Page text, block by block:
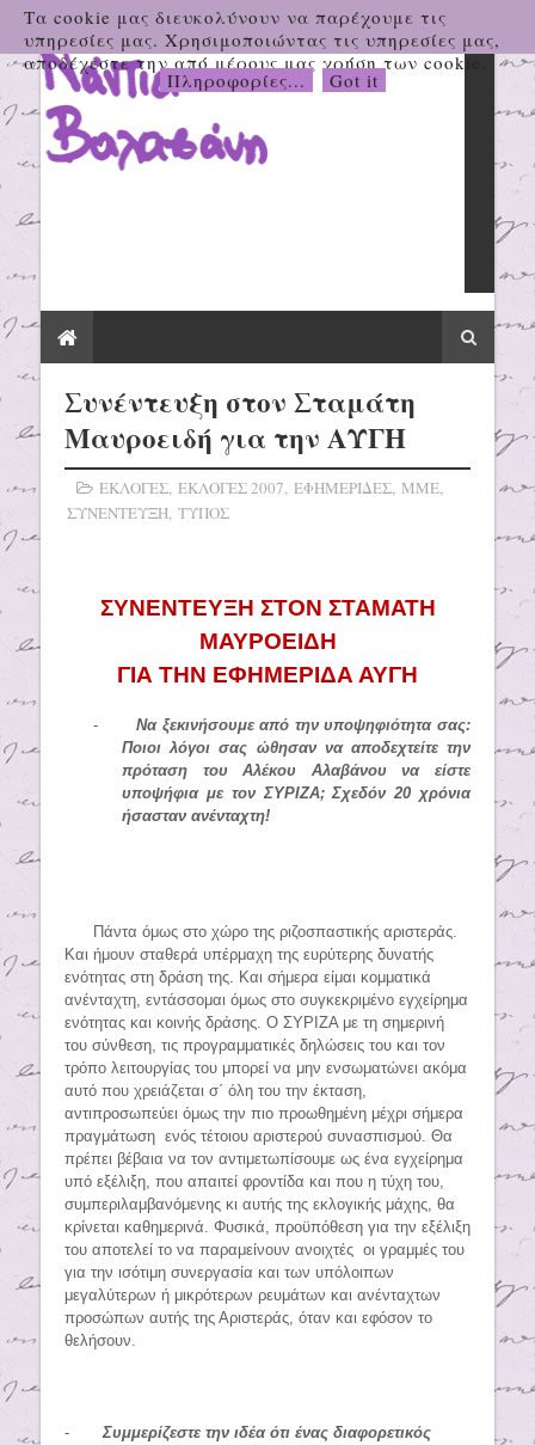
Συνέντευξη στον Σταμάτη
Μαυροειδή για την ΑΥΓΗ
ΕΚΛΟΓΕΣ, ΕΚΛΟΓΕΣ 2007, ΕΦΗΜΕΡΙΔΕΣ, ΜΜΕ,
ΣΥΝΕΝΤΕΥΞΗ, ΤΥΠΟΣ
ΣΥΝΕΝΤΕΥΞΗ ΣΤΟΝ ΣΤΑΜΑΤΗ
ΜΑΥΡΟΕΙΔΗ
ΓΙΑ ΤΗΝ ΕΦΗΜΕΡΙΔΑ ΑΥΓΗ
-
Να ξεκινήσουμε από την υποψηφιότητα σας:
Ποιοι λόγοι σας ώθησαν να αποδεχτείτε την
πρόταση του Αλέκου Αλαβάνου να είστε
υποψήφια με τον ΣΥΡΙΖΑ; Σχεδόν 20 χρόνια
ήσασταν ανένταχτη!
Πάντα όμως στο χώρο της ριζοσπαστικής αριστεράς.
Και ήμουν σταθερά υπέρμαχη της ευρύτερης δυνατής
ενότητας στη δράση της. Και σήμερα είμαι κομματικά
ανένταχτη, εντάσσομαι όμως στο συγκεκριμένο εγχείρημα
ενότητας και κοινής δράσης. Ο ΣΥΡΙΖΑ με τη σημερινή
του σύνθεση, τις προγραμματικές δηλώσεις του και τον
τρόπο λειτουργίας του μπορεί να μην ενσωματώνει ακόμα
αυτό που χρειάζεται σ΄ όλη του την έκταση,
αντιπροσωπεύει όμως την πιο προωθημένη μέχρι σήμερα
πραγμάτωση ενός τέτοιου αριστερού συνασπισμού. Θα
πρέπει βέβαια να τον αντιμετωπίσουμε ως ένα εγχείρημα
υπό εξέλιξη, που απαιτεί φροντίδα και που η τύχη του,
συμπεριλαμβανόμενης κι αυτής της εκλογικής μάχης, θα
κρίνεται καθημερινά. Φυσικά, προϋπόθεση για την εξέλιξη
του αποτελεί το να παραμείνουν ανοιχτές οι γραμμές του
για την ισότιμη συνεργασία και των υπόλοιπων
μεγαλύτερων ή μικρότερων ρευμάτων και ανένταχτων
προσώπων αυτής της Αριστεράς, όταν και εφόσον το
θελήσουν.
-
Συμμερίζεστε την ιδέα ότι ένας διαφορετικός
Τα cookie μας διευκολύνουν να παρέχουμε τις
υπηρεσίες μας. Χρησιμοποιώντας τις υπηρεσίες μας,
αποδέχεστε την από μέρους μας χρήση των cookie.
Πληροφορίες... Got it